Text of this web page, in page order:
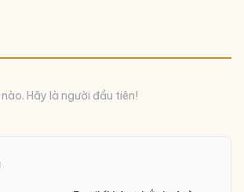
Hãy là người đầu tiên!